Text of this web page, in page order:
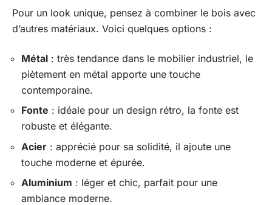
Pour un look unique, pensez à combiner le bois avec
d’autres matériaux. Voici quelques options :
Métal : très tendance dans le mobilier industriel, le
piètement en métal apporte une touche
contemporaine.
Fonte : idéale pour un design rétro, la fonte est
robuste et élégante.
Acier : apprécié pour sa solidité, il ajoute une
touche moderne et épurée.
Aluminium : léger et chic, parfait pour une
ambiance moderne.